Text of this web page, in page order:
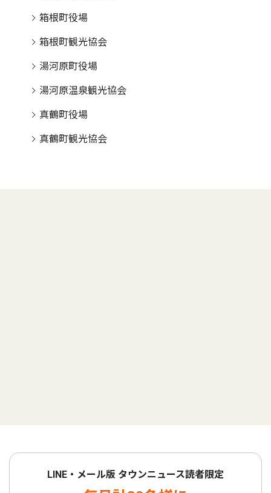
箱根町役場
箱根町観光協会
湯河原町役場
湯河原温泉観光協会
真鶴町役場
真鶴町観光協会
LINE・メール版 タウンニュース読者限定